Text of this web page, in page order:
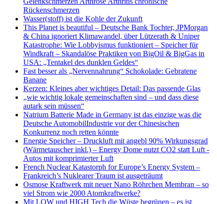
Rückenschmerzen
Wasser(stoff) ist die Kohle der Zukunft
This Planet is beautiful – Deutsche Bank Tochter, JPMorgan
& China ignoriert Klimawandel, über Lützerath & Uniper
Katastrophe: Wie Lobbyismus funktioniert – Speicher für
Windkraft – Skandalöse Praktiken von BigOil & BigGas in
USA: „Tentakel des dunklen Geldes“
Fast besser als „Nervennahrung“ Schokolade: Gebratene
Banane
Kerzen: Kleines aber wichtiges Detail: Das passende Glas
„wie wichtig lokale gemeinschaften sind – und dass diese
autark sein müssen“
Natrium Batterie Made in Germany ist das einzige was die
Deutsche AutomobilIndustrie vor der Chinesischen
Konkurrenz noch retten könnte
Energie Speicher – Druckluft mit angebl 90% Wirkungsgrad
(Wärmetauscher inkl.) – Energy Dome nutzt CO2 statt Luft -
Autos mit komprimierter Luft
French Nuclear Katastorph for Europe’s Energy System –
Frankreich’s Nuklearer Traum ist ausgeträumt
Osmose Kraftwerk mit neuer Nano Röhrchen Membran – so
viel Strom wie 2000 Atomkraftwerke?
Mit LOW und HIGH Tech die Wüste begrünen – es ist